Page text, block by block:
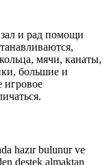
и рад помощи
мячи, канаты,
большие и
игровое
hazır bulunur ve
destek almaktan